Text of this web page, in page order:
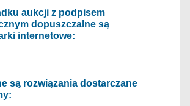
aukcji z podpisem
dopuszczalne są
internetowe:
są rozwiązania dostarczane